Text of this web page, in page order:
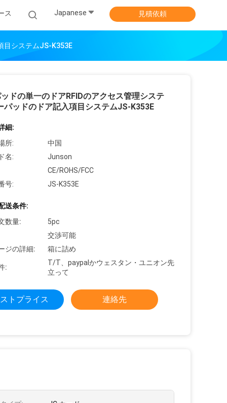
ス Japanese 見積依頼
目システムJS-K353E
ドの単一のドアRFIDのアクセス管理システ
パッドのドア記入項目システムJS-K353E
細:
所:
中国
名:
Junson
CE/ROHS/FCC
号:
JS-K353E
送条件:
数量:
5pc
交渉可能
ジの詳細:
箱に詰め
:
T/T、paypalかウェスタン・ユニオン先
立って
トプライス 連絡先